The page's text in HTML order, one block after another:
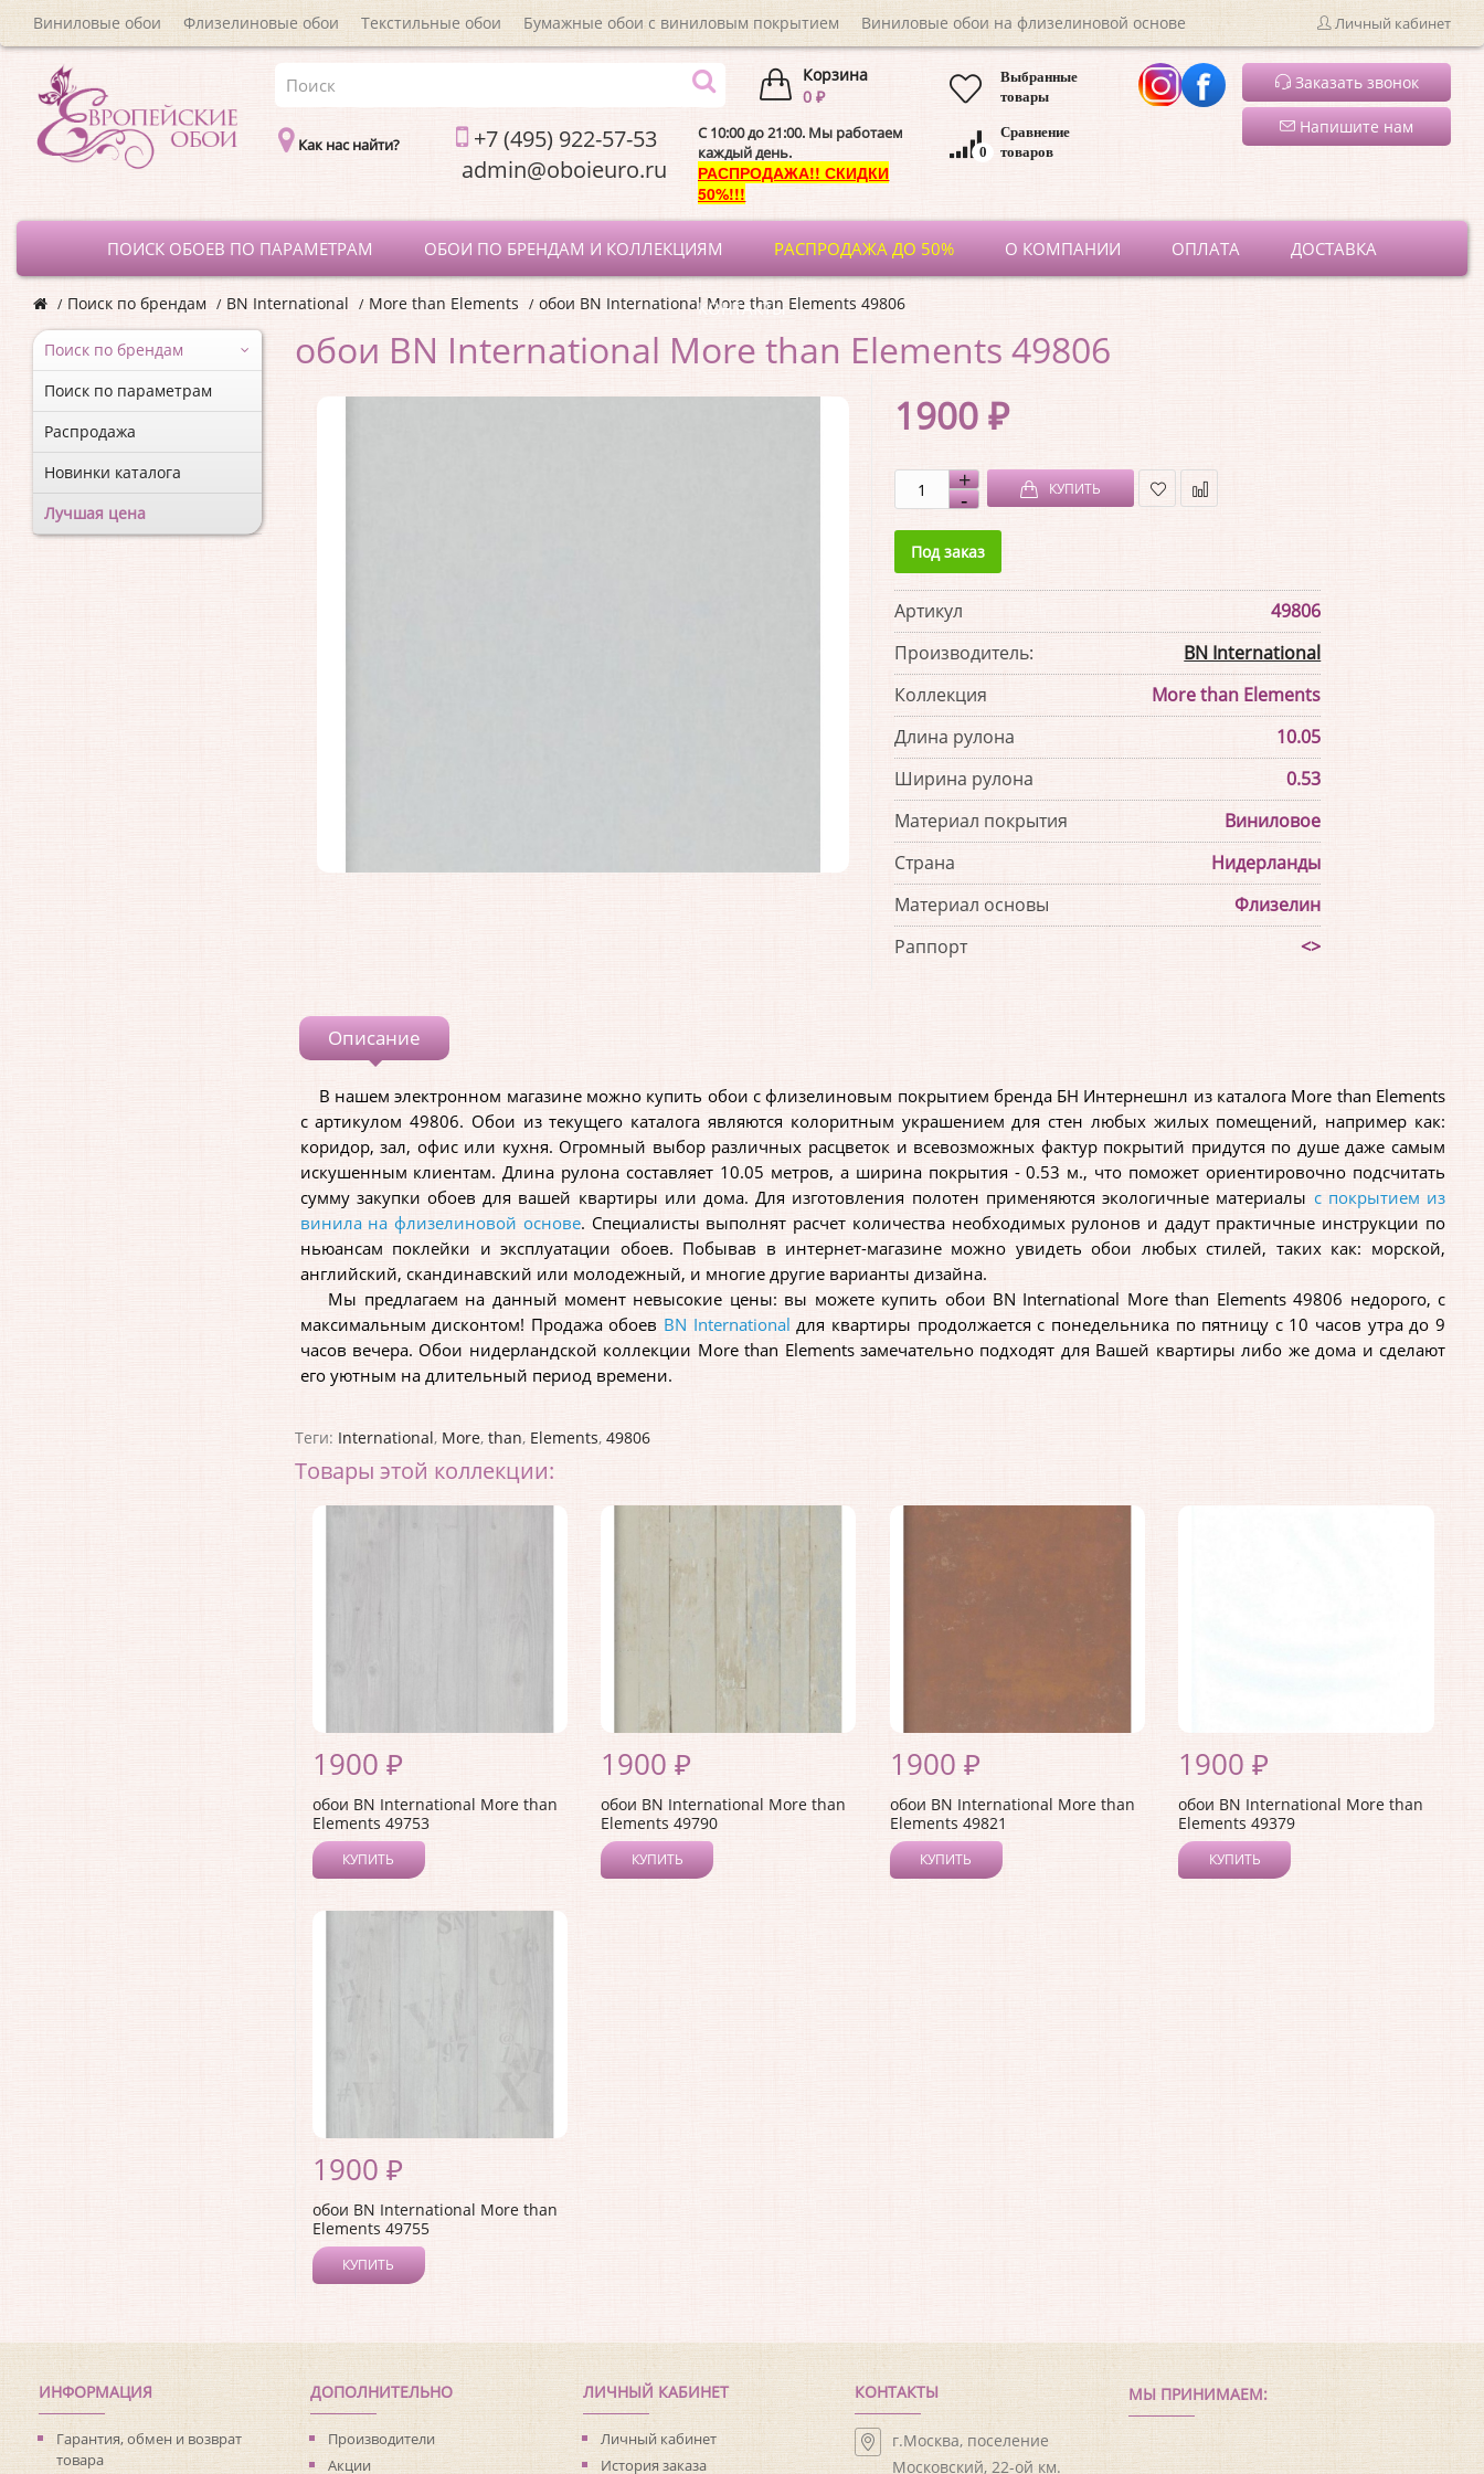
Виниловые обои Флизелиновые обои Текстильные обои Бумажные обои с виниловым покрытием Виниловые обои на флизелиновой основе Личный кабинет
Корзина
0 ₽
Как нас найти?
+7 (495) 922-57-53
admin@oboieuro.ru
C 10:00 до 21:00. Мы работаем
каждый день.
РАСПРОДАЖА!! СКИДКИ
50%!!!
Выбранные
товары
Сравнение
товаров
0
Заказать звонок
Напишите нам
ПОИСК ОБОЕВ ПО ПАРАМЕТРАМ ОБОИ ПО БРЕНДАМ И КОЛЛЕКЦИЯМ РАСПРОДАЖА ДО 50% О КОМПАНИИ ОПЛАТА ДОСТАВКА
КОНТАКТЫ
Поиск по брендам BN International More than Elements обои BN International More than Elements 49806
Поиск по брендам
Поиск по параметрам
Распродажа
Новинки каталога
Лучшая цена
обои BN International More than Elements 49806
1900 ₽
КУПИТЬ
Под заказ
Артикул
49806
Производитель:
BN International
Коллекция
More than Elements
Длина рулона
10.05
Ширина рулона
0.53
Материал покрытия
Виниловое
Страна
Нидерланды
Материал основы
Флизелин
Раппорт
<>
Описание
В нашем электронном магазине можно купить обои с флизелиновым покрытием бренда БН Интернешнл из каталога More than Elements
с артикулом 49806. Обои из текущего каталога являются колоритным украшением для стен любых жилых помещений, например как:
коридор, зал, офис или кухня. Огромный выбор различных расцветок и всевозможных фактур покрытий придутся по душе даже самым
искушенным клиентам. Длина рулона составляет 10.05 метров, а ширина покрытия - 0.53 м., что поможет ориентировочно подсчитать
сумму закупки обоев для вашей квартиры или дома. Для изготовления полотен применяются экологичные материалы с покрытием из
винила на флизелиновой основе. Специалисты выполнят расчет количества необходимых рулонов и дадут практичные инструкции по
ньюансам поклейки и эксплуатации обоев. Побывав в интернет-магазине можно увидеть обои любых стилей, таких как: морской,
английский, скандинавский или молодежный, и многие другие варианты дизайна.
Мы предлагаем на данный момент невысокие цены: вы можете купить обои BN International More than Elements 49806 недорого, с
максимальным дисконтом! Продажа обоев BN International для квартиры продолжается с понедельника по пятницу с 10 часов утра до 9
часов вечера. Обои нидерландской коллекции More than Elements замечательно подходят для Вашей квартиры либо же дома и сделают
его уютным на длительный период времени.
Теги: International, More, than, Elements, 49806
Товары этой коллекции:
1900 ₽
обои BN International More than
Elements 49753
КУПИТЬ
1900 ₽
обои BN International More than
Elements 49790
КУПИТЬ
1900 ₽
обои BN International More than
Elements 49821
КУПИТЬ
1900 ₽
обои BN International More than
Elements 49379
КУПИТЬ
1900 ₽
обои BN International More than
Elements 49755
КУПИТЬ
ИНФОРМАЦИЯ
Гарантия, обмен и возврат
товара
ДОПОЛНИТЕЛЬНО
Производители
Акции
ЛИЧНЫЙ КАБИНЕТ
Личный кабинет
История заказа
КОНТАКТЫ
г.Москва, поселение
Московский, 22-ой км.
МЫ ПРИНИМАЕМ: